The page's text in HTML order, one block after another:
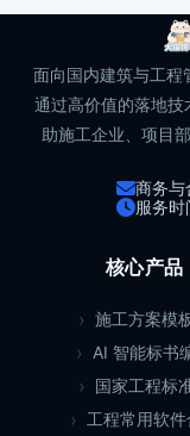
面向国内建筑与工程
通过高价值的落地
助施工企业、项目
商务
服务
核心产品
施工方案模
AI 智能标书
国家工程标
工程常用软件